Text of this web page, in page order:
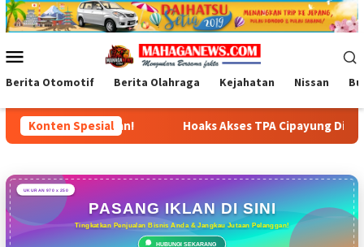
Loncat
ke
Mobile
Berita Otomotif Berita Olahraga Kejahatan Nissan
Konten SpesialHoaks Akses TPA Cipayung Ditutup
UKURAN 970 x 250
PASANG IKLAN DI SINI
Tingkatkan Penjualan Bisnis Anda & Jangkau Jutaan Pelanggan!
HUBUNGI SEKARANG